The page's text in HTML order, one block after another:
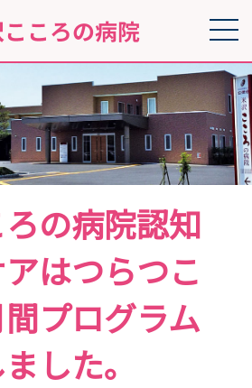
の病院認知
はつらつこ
プログラム
した。